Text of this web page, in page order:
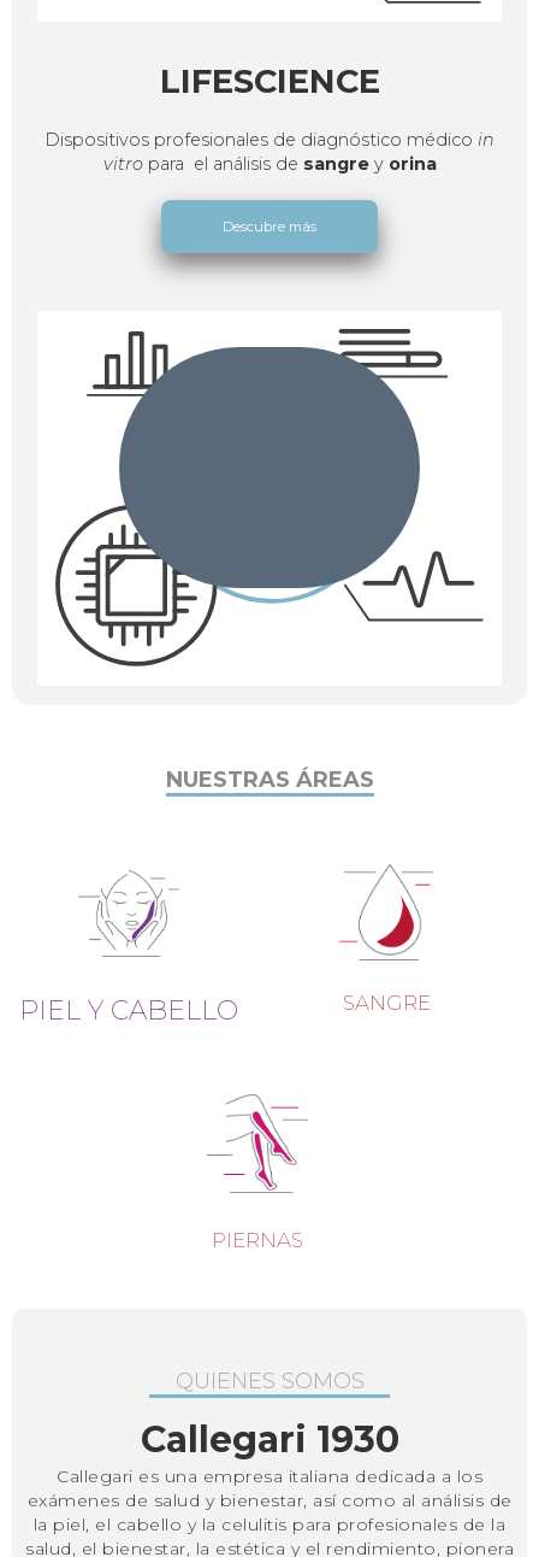
LIFESCIENCE
Dispositivos profesionales de diagnóstico médico in
vitropara el análisis de sangrey orina
Descubre más
NUESTRAS ÁREAS
PIEL Y CABELLO SANGRE
PIERNAS
QUIENES SOMOS
Callegari 1930
Callegari es una empresa italiana dedicada a los
exámenes de salud y bienestar, así como al análisis de
la piel, el cabello y la celulitis para profesionales de la
salud, el bienestar, la estética y el rendimiento, pionera